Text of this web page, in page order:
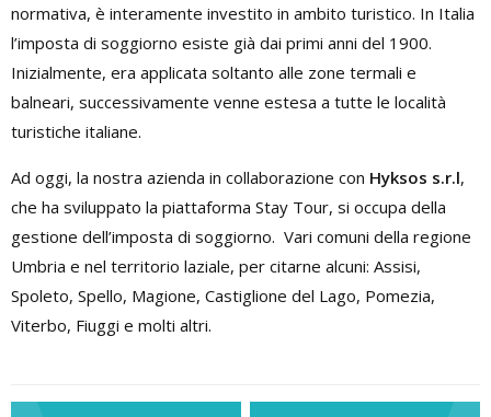
normativa, è interamente investito in ambito turistico. In Italia
l’imposta di soggiorno esiste già dai primi anni del 1900.
Inizialmente, era applicata soltanto alle zone termali e
balneari, successivamente venne estesa a tutte le località
turistiche italiane.
Ad oggi, la nostra azienda in collaborazione con Hyksos s.r.l,
che ha sviluppato la piattaforma Stay Tour, si occupa della
gestione dell’imposta di soggiorno. Vari comuni della regione
Umbria e nel territorio laziale, per citarne alcuni: Assisi,
Spoleto, Spello, Magione, Castiglione del Lago, Pomezia,
Viterbo, Fiuggi e molti altri.